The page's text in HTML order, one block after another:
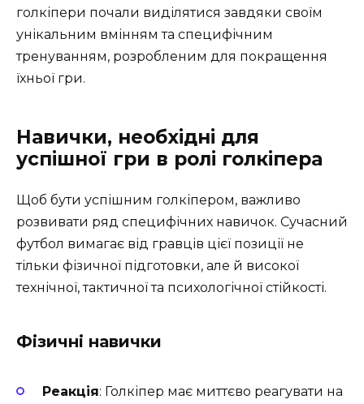
голкіпери почали виділятися завдяки своїм
унікальним вмінням та специфічним
тренуванням, розробленим для покращення
їхньої гри.
Навички, необхідні для
успішної гри в ролі голкіпера
Щоб бути успішним голкіпером, важливо
розвивати ряд специфічних навичок. Сучасний
футбол вимагає від гравців цієї позиції не
тільки фізичної підготовки, але й високої
технічної, тактичної та психологічної стійкості.
Фізичні навички
Реакція: Голкіпер має миттєво реагувати на